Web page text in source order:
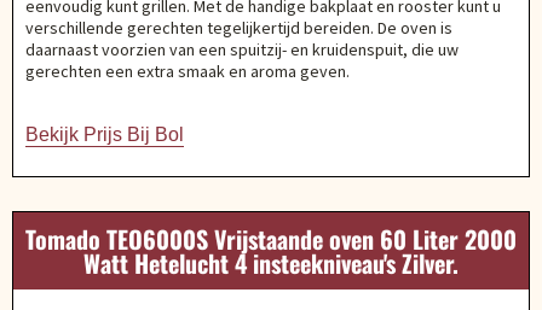
eenvoudig kunt grillen. Met de handige bakplaat en rooster kunt u
verschillende gerechten tegelijkertijd bereiden. De oven is
daarnaast voorzien van een spuitzij- en kruidenspuit, die uw
gerechten een extra smaak en aroma geven.
Bekijk Prijs Bij Bol
Tomado TEO6000S Vrijstaande oven 60 Liter 2000
Watt Hetelucht 4 insteekniveau's Zilver.